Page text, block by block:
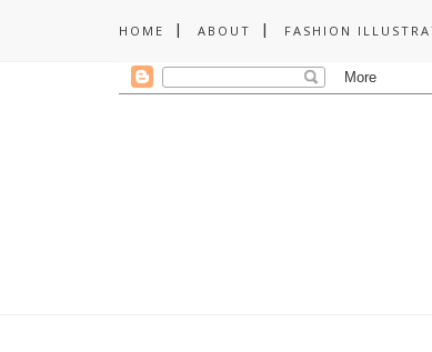
HOME ABOUT FASHION